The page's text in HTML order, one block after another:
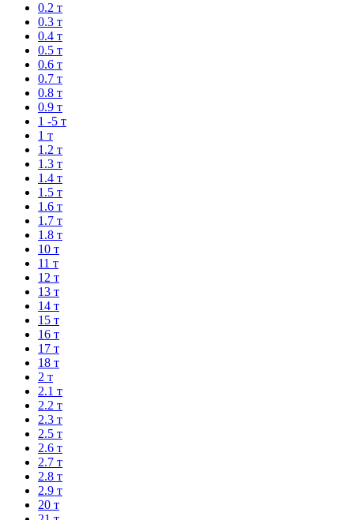
0.2 т
0.3 т
0.4 т
0.5 т
0.6 т
0.7 т
0.8 т
0.9 т
1 -5 т
1 т
1.2 т
1.3 т
1.4 т
1.5 т
1.6 т
1.7 т
1.8 т
10 т
11 т
12 т
13 т
14 т
15 т
16 т
17 т
18 т
2 т
2.1 т
2.2 т
2.3 т
2.5 т
2.6 т
2.7 т
2.8 т
2.9 т
20 т